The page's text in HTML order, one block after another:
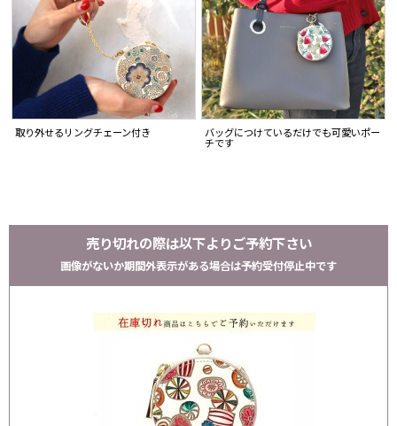
取り外せるリングチェーン付き
バッグにつけているだけでも可愛いポー
チです
売り切れの際は以下よりご予約下さい
画像がないか期間外表示がある場合は予約受付停止中です